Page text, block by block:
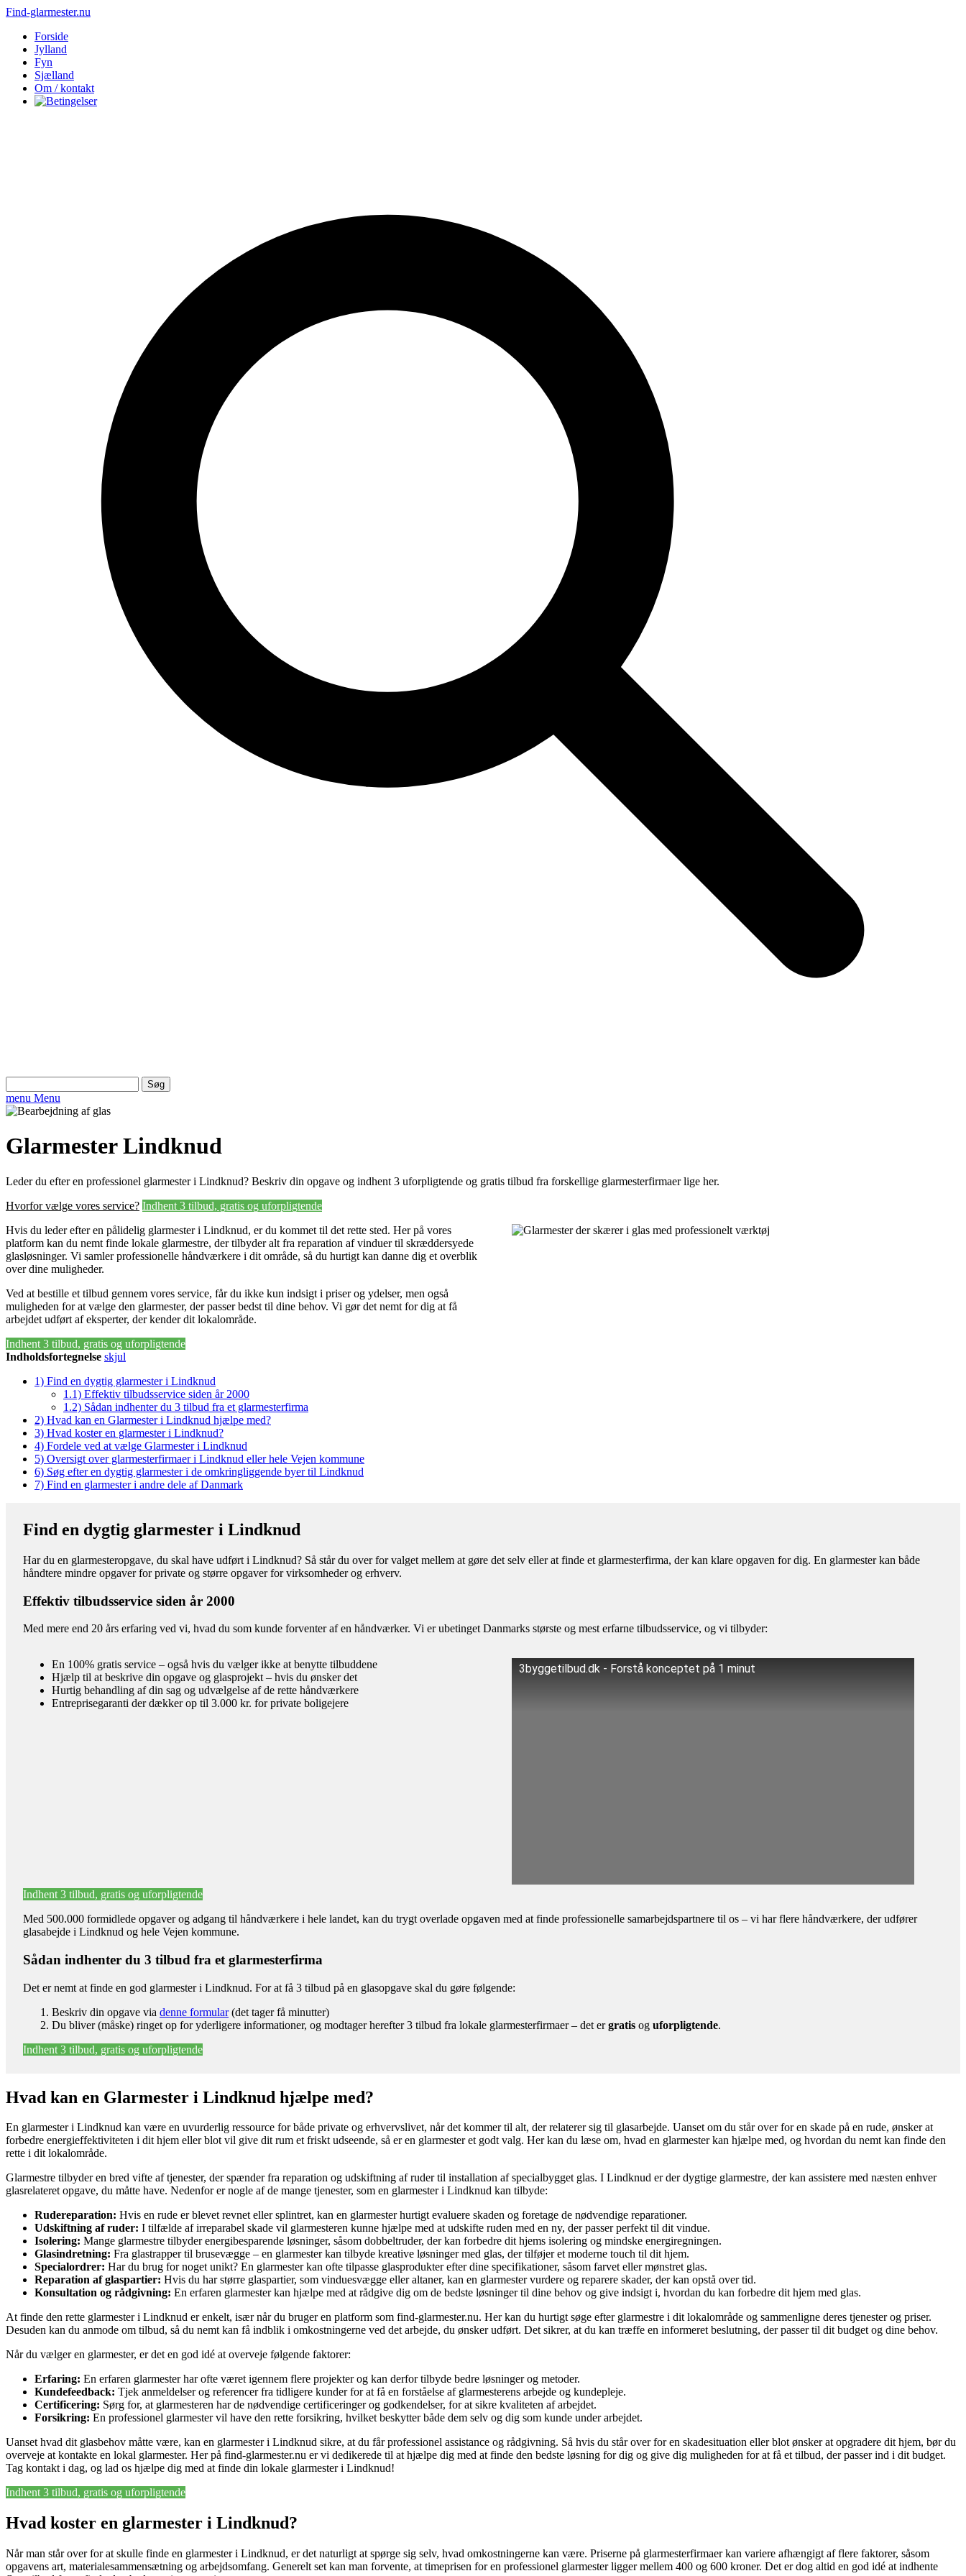
Find-glarmester.nu
Forside
Jylland
Fyn
Sjælland
Om / kontakt
efter:
menu Menu
Glarmester Lindknud
Leder du efter en professionel glarmester i Lindknud? Beskriv din opgave og indhent 3 uforpligtende og gratis tilbud fra forskellige glarmesterfirmaer lige her.
Hvorfor vælge vores service? Indhent 3 tilbud, gratis og uforpligtende
Hvis du leder efter en pålidelig glarmester i Lindknud, er du kommet til det rette sted. Her på vores
platform kan du nemt finde lokale glarmestre, der tilbyder alt fra reparation af vinduer til skræddersyede
glasløsninger. Vi samler professionelle håndværkere i dit område, så du hurtigt kan danne dig et overblik
over dine muligheder.
Ved at bestille et tilbud gennem vores service, får du ikke kun indsigt i priser og ydelser, men også
muligheden for at vælge den glarmester, der passer bedst til dine behov. Vi gør det nemt for dig at få
arbejdet udført af eksperter, der kender dit lokalområde.
Indhent 3 tilbud, gratis og uforpligtende
Indholdsfortegnelse skjul
1) Find en dygtig glarmester i Lindknud
1.1) Effektiv tilbudsservice siden år 2000
1.2) Sådan indhenter du 3 tilbud fra et glarmesterfirma
2) Hvad kan en Glarmester i Lindknud hjælpe med?
3) Hvad koster en glarmester i Lindknud?
4) Fordele ved at vælge Glarmester i Lindknud
5) Oversigt over glarmesterfirmaer i Lindknud eller hele Vejen kommune
6) Søg efter en dygtig glarmester i de omkringliggende byer til Lindknud
7) Find en glarmester i andre dele af Danmark
Find en dygtig glarmester i Lindknud
Har du en glarmesteropgave, du skal have udført i Lindknud? Så står du over for valget mellem at gøre det selv eller at finde et glarmesterfirma, der kan klare opgaven for dig. En glarmester kan både
håndtere mindre opgaver for private og større opgaver for virksomheder og erhverv.
Effektiv tilbudsservice siden år 2000
Med mere end 20 års erfaring ved vi, hvad du som kunde forventer af en håndværker. Vi er ubetinget Danmarks største og mest erfarne tilbudsservice, og vi tilbyder:
En 100% gratis service – også hvis du vælger ikke at benytte tilbuddene
Hjælp til at beskrive din opgave og glasprojekt – hvis du ønsker det
Hurtig behandling af din sag og udvælgelse af de rette håndværkere
Entreprisegaranti der dækker op til 3.000 kr. for private boligejere
3byggetilbud.dk - Forstå konceptet på 1 minut
Indhent 3 tilbud, gratis og uforpligtende
Med 500.000 formidlede opgaver og adgang til håndværkere i hele landet, kan du trygt overlade opgaven med at finde professionelle samarbejdspartnere til os – vi har flere håndværkere, der udfører
glasabejde i Lindknud og hele Vejen kommune.
Sådan indhenter du 3 tilbud fra et glarmesterfirma
Det er nemt at finde en god glarmester i Lindknud. For at få 3 tilbud på en glasopgave skal du gøre følgende:
Beskriv din opgave via denne formular(det tager få minutter)
Du bliver (måske) ringet op for yderligere informationer, og modtager herefter 3 tilbud fra lokale glarmesterfirmaer – det ergratis og uforpligtende.
Indhent 3 tilbud, gratis og uforpligtende
Hvad kan en Glarmester i Lindknud hjælpe med?
En glarmester i Lindknud kan være en uvurderlig ressource for både private og erhvervslivet, når det kommer til alt, der relaterer sig til glasarbejde. Uanset om du står over for en skade på en rude, ønsker at
forbedre energieffektiviteten i dit hjem eller blot vil give dit rum et friskt udseende, så er en glarmester et godt valg. Her kan du læse om, hvad en glarmester kan hjælpe med, og hvordan du nemt kan finde den
rette i dit lokalområde.
Glarmestre tilbyder en bred vifte af tjenester, der spænder fra reparation og udskiftning af ruder til installation af specialbygget glas. I Lindknud er der dygtige glarmestre, der kan assistere med næsten enhver
glasrelateret opgave, du måtte have. Nedenfor er nogle af de mange tjenester, som en glarmester i Lindknud kan tilbyde:
Rudereparation: Hvis en rude er blevet revnet eller splintret, kan en glarmester hurtigt evaluere skaden og foretage de nødvendige reparationer.
Udskiftning af ruder: I tilfælde af irreparabel skade vil glarmesteren kunne hjælpe med at udskifte ruden med en ny, der passer perfekt til dit vindue.
Isolering: Mange glarmestre tilbyder energibesparende løsninger, såsom dobbeltruder, der kan forbedre dit hjems isolering og mindske energiregningen.
Glasindretning: Fra glastrapper til brusevægge – en glarmester kan tilbyde kreative løsninger med glas, der tilføjer et moderne touch til dit hjem.
Specialordrer: Har du brug for noget unikt? En glarmester kan ofte tilpasse glasprodukter efter dine specifikationer, såsom farvet eller mønstret glas.
Reparation af glaspartier: Hvis du har større glaspartier, som vinduesvægge eller altaner, kan en glarmester vurdere og reparere skader, der kan opstå over tid.
Konsultation og rådgivning: En erfaren glarmester kan hjælpe med at rådgive dig om de bedste løsninger til dine behov og give indsigt i, hvordan du kan forbedre dit hjem med glas.
At finde den rette glarmester i Lindknud er enkelt, især når du bruger en platform som find-glarmester.nu. Her kan du hurtigt søge efter glarmestre i dit lokalområde og sammenligne deres tjenester og priser.
Desuden kan du anmode om tilbud, så du nemt kan få indblik i omkostningerne ved det arbejde, du ønsker udført. Det sikrer, at du kan træffe en informeret beslutning, der passer til dit budget og dine behov.
Når du vælger en glarmester, er det en god idé at overveje følgende faktorer:
Erfaring: En erfaren glarmester har ofte været igennem flere projekter og kan derfor tilbyde bedre løsninger og metoder.
Kundefeedback: Tjek anmeldelser og referencer fra tidligere kunder for at få en forståelse af glarmesterens arbejde og kundepleje.
Certificering: Sørg for, at glarmesteren har de nødvendige certificeringer og godkendelser, for at sikre kvaliteten af arbejdet.
Forsikring: En professionel glarmester vil have den rette forsikring, hvilket beskytter både dem selv og dig som kunde under arbejdet.
Uanset hvad dit glasbehov måtte være, kan en glarmester i Lindknud sikre, at du får professionel assistance og rådgivning. Så hvis du står over for en skadesituation eller blot ønsker at opgradere dit hjem, bør du
overveje at kontakte en lokal glarmester. Her på find-glarmester.nu er vi dedikerede til at hjælpe dig med at finde den bedste løsning for dig og give dig muligheden for at få et tilbud, der passer ind i dit budget.
Tag kontakt i dag, og lad os hjælpe dig med at finde din lokale glarmester i Lindknud!
Indhent 3 tilbud, gratis og uforpligtende
Hvad koster en glarmester i Lindknud?
Når man står over for at skulle finde en glarmester i Lindknud, er det naturligt at spørge sig selv, hvad omkostningerne kan være. Priserne på glarmesterfirmaer kan variere afhængigt af flere faktorer, såsom
opgavens art, materialesammensætning og arbejdsomfang. Generelt set kan man forvente, at timeprisen for en professionel glarmester ligger mellem 400 og 600 kroner. Det er dog altid en god idé at indhente